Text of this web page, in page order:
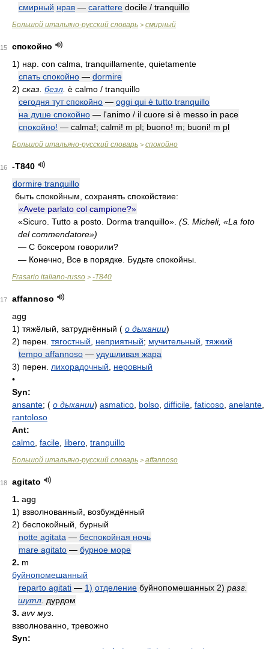
смирный нрав — carattere docile / tranquillo
Большой итальяно-русский словарь > смирный
15
спокойно
1) нар. con calma, tranquillamente, quietamente
спать спокойно — dormire
2) сказ. безл è calmo / tranquillo
сегодня тут спокойно — oggi qui è tutto tranquillo
на душе спокойно — l'animo / il cuore si è messo in pace
спокойно! — calma!; calmi! m pl; buono! m; buoni! m pl
Большой итальяно-русский словарь > спокойно
16
-T840
dormire tranquillo
быть спокойным, сохранять спокойствие:
«Avete parlato col campione?»
«Sicuro. Tutto a posto. Dorma tranquillo». (S. Micheli, «La foto
del commendatore»)
— С боксером говорили?
— Конечно, Все в порядке. Будьте спокойны.
Frasario italiano-russo > -T840
17
affannoso
agg
1) тяжёлый, затруднённый ( о дыхании)
2) перен. тягостный неприятный; мучительный тяжкий
tempo affannoso — удушливая жара
3) перен. лихорадочный
неровный
•
Syn:
ansante; ( о дыхании) asmatico bolso difficile faticoso anelante
rantoloso
Ant:
calmo facile libero tranquillo
Большой итальяно-русский словарь > affannoso
18
agitato
1. agg
1) взволнованный, возбуждённый
2) беспокойный, бурный
notte agitata — беспокойная ночь
mare agitato — бурное море
2. m
буйнопомешанный
reparto agitati — 1) отделение буйнопомешанных 2) разг.
шутл дурдом
3. avv муз.
взволнованно, тревожно
Syn: